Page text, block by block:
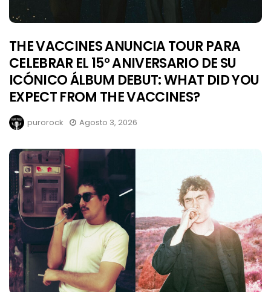
THE VACCINES ANUNCIA TOUR PARA
CELEBRAR EL 15° ANIVERSARIO DE SU
ICÓNICO ÁLBUM DEBUT: WHAT DID YOU
EXPECT FROM THE VACCINES?
purorock Agosto 3, 2026